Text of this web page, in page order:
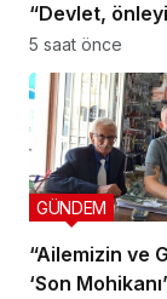
“Devlet,
koruyucu
getirmeli”
5 saat önce
“Ailemizin ve
‘Son
GÜNDEM